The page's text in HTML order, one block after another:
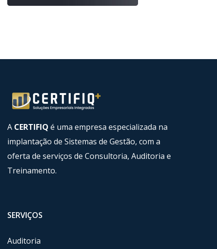
A CERTIFIQ é uma empresa especializada na
implantação de Sistemas de Gestão, com a
oferta de serviços de Consultoria, Auditoria e
Treinamento.
SERVIÇOS
Auditoria